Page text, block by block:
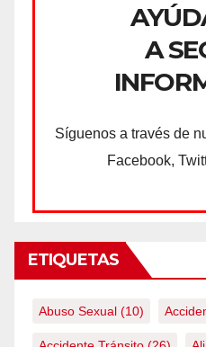
A
Síguenos a través de
Facebook,
ETIQUETAS
Abuso Sexual (10)